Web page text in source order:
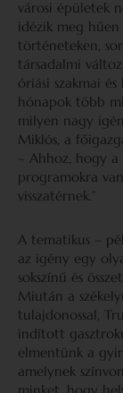
városi épületek
idézik meg
történeteken,
társadalmi
óriási szakmai
hónapok több
milyen nagy
Miklós, a
– Ahhoz, hogy
programokra
visszatérnek.”
A tematikus –
az igény egy
sokszínű és
Miután a
tulajdonossal,
indított
elmentünk a
amelynek
minket, hogy